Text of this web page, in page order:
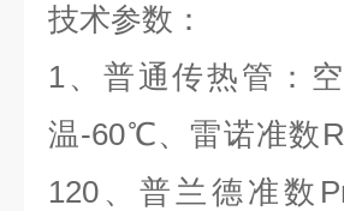
技术参数：
1、普通传热管：
温-60℃、雷诺准数
120、普兰德准数